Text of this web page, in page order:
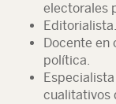
electorales
Editorialista.
Docente en
política.
cualitativos